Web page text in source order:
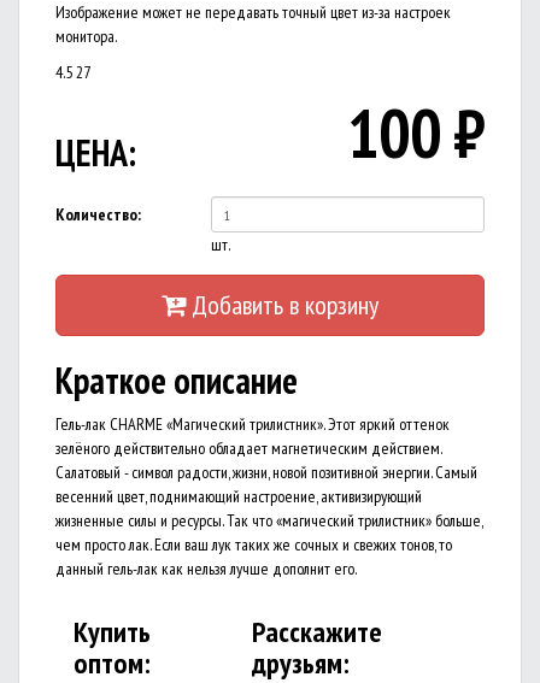
Изображение может не передавать точный цвет из-за настроек
монитора.
4.527
ЦЕНА: 100₽
Количество:
шт.
Добавить в корзину
Краткое описание
Гель-лак CHARME «Магический трилистник». Этот яркий оттенок
зелёного действительно обладает магнетическим действием.
Салатовый - символ радости, жизни, новой позитивной энергии. Самый
весенний цвет, поднимающий настроение, активизирующий
жизненные силы и ресурсы. Так что «магический трилистник» больше,
чем просто лак. Если ваш лук таких же сочных и свежих тонов, то
данный гель-лак как нельзя лучше дополнит его.
Купить
оптом:
Расскажите
друзьям: